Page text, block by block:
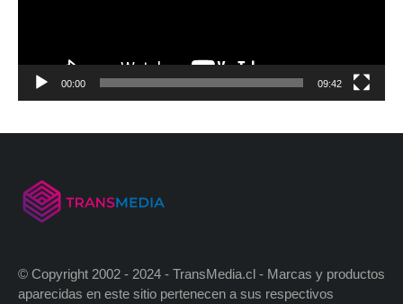
00:00 09:42
© Copyright 2002 - 2024 - TransMedia.cl - Marcas y productos
aparecidas en este sitio pertenecen a sus respectivos